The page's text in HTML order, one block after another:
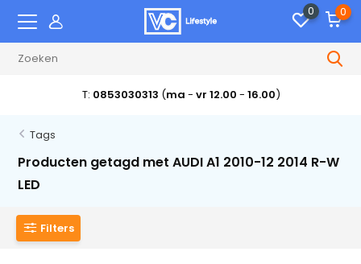
0 0
T: 0853030313 (ma - vr 12.00 - 16.00)
Tags
Producten getagd met AUDI A1 2010-12 2014 R-W
LED
Filters